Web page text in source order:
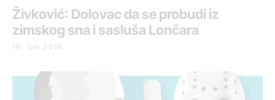
Živković: Dolovac da se probudi iz
zimskog sna i sasluša Lončara
18. jun 2018.